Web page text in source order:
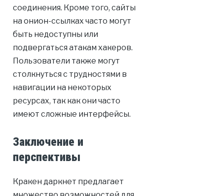
соединения. Кроме того, сайты
на онион-ссылках часто могут
быть недоступны или
подвергаться атакам хакеров.
Пользователи также могут
столкнуться с трудностями в
навигации на некоторых
ресурсах, так как они часто
имеют сложные интерфейсы.
Заключение и
перспективы
Кракен даркнет предлагает